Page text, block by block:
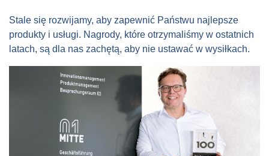
Stale się rozwijamy, aby zapewnić Państwu najlepsze
produkty i usługi. Nagrody, które otrzymaliśmy w ostatnich
latach, są dla nas zachętą, aby nie ustawać w wysiłkach.